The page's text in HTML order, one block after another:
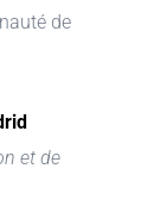
de
et de